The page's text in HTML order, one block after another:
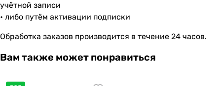
учётной записи
• либо путём активации подписки
Обработка заказов производится в течение 24 часов.
Вам также может понравиться